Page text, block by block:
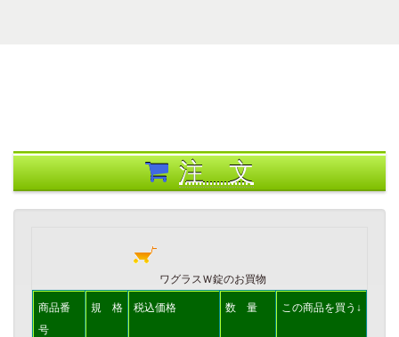
注 文
ワグラスＷ錠のお買物
商品番
号
規 格 税込価格 数 量 この商品を買う↓